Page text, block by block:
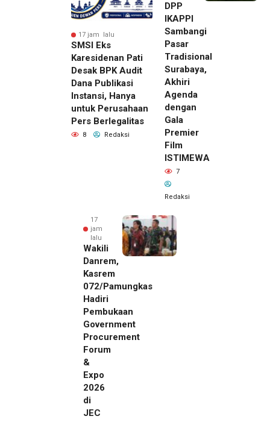
17 jam lalu
SMSI Eks
Karesidenan Pati
Desak BPK Audit
Dana Publikasi
Instansi, Hanya
untuk Perusahaan
Pers Berlegalitas
8 Redaksi
DPP
IKAPPI
Sambangi
Pasar
Tradisional
Surabaya,
Akhiri
Agenda
dengan
Gala
Premier
Film
ISTIMEWA
7
Redaksi
17
jam
lalu
Wakili
Danrem,
Kasrem
072/Pamungkas
Hadiri
Pembukaan
Government
Procurement
Forum
&
Expo
2026
di
JEC